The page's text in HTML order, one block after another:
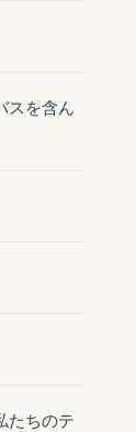
スを含ん
たちのテ